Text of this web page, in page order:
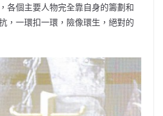
各個主要人物完全靠自身的籌劃和
，一環扣一環，險像環生，絕對的